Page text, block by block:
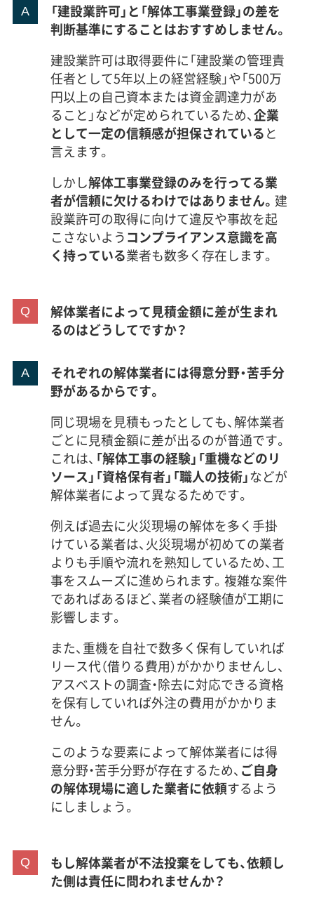
「建設業許可」と「解体工事業登録」の差を
判断基準にすることはおすすめしません。
建設業許可は取得要件に「建設業の管理責
任者として5年以上の経営経験」や「500万
円以上の自己資本または資金調達力があ
ること」などが定められているため、企業
として一定の信頼感が担保されていると
言えます。
しかし解体工事業登録のみを行ってる業
者が信頼に欠けるわけではありません。 建
設業許可の取得に向けて違反や事故を起
こさないようコンプライアンス意識を高
く持っている業者も数多く存在します。
解体業者によって見積金額に差が生まれ
るのはどうしてですか？
それぞれの解体業者には得意分野・苦手分
野があるからです。
同じ現場を見積もったとしても、解体業者
ごとに見積金額に差が出るのが普通です。
これは、 「解体工事の経験」「重機などのリ
ソース」「資格保有者」「職人の技術」などが
解体業者によって異なるためです。
例えば過去に火災現場の解体を多く手掛
けている業者は、火災現場が初めての業者
よりも手順や流れを熟知しているため、工
事をスムーズに進められます。複雑な案件
であればあるほど、業者の経験値が工期に
影響します。
また、重機を自社で数多く保有していれば
リース代（借りる費用）がかかりませんし、
アスベストの調査・除去に対応できる資格
を保有していれば外注の費用がかかりま
せん。
このような要素によって解体業者には得
意分野・苦手分野が存在するため、 ご自身
の解体現場に適した業者に依頼するよう
にしましょう。
もし解体業者が不法投棄をしても、依頼し
た側は責任に問われませんか？